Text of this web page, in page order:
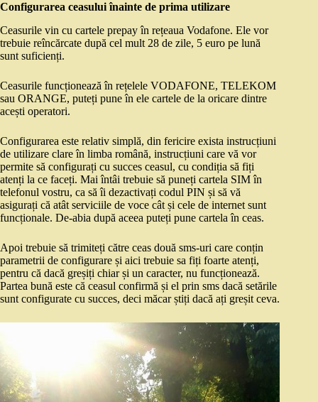
Configurarea ceasului înainte de prima utilizare
Ceasurile vin cu cartele prepay în rețeaua Vodafone. Ele vor
trebuie reîncărcate după cel mult 28 de zile, 5 euro pe lună
sunt suficienți.
Ceasurile funcționează în rețelele VODAFONE, TELEKOM
sau ORANGE, puteți pune în ele cartele de la oricare dintre
acești operatori.
Configurarea este relativ simplă, din fericire exista instrucțiuni
de utilizare clare în limba română, instrucțiuni care vă vor
permite să configurați cu succes ceasul, cu condiția să fiți
atenți la ce faceți. Mai întâi trebuie să puneți cartela SIM în
telefonul vostru, ca să îi dezactivați codul PIN și să vă
asigurați că atât serviciile de voce cât și cele de internet sunt
funcționale. De-abia după aceea puteți pune cartela în ceas.
Apoi trebuie să trimiteți către ceas două sms-uri care conțin
parametrii de configurare și aici trebuie sa fiți foarte atenți,
pentru că dacă greșiți chiar și un caracter, nu funcționează.
Partea bună este că ceasul confirmă și el prin sms dacă setările
sunt configurate cu succes, deci măcar știți dacă ați greșit ceva.